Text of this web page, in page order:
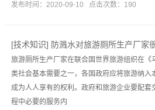
发布时间：2020-09-10 点击次数：190
[技术知识] 防溅水对旅游厕所生产厂家
旅游厕所生产厂家在联合国世界旅游组织在
类社会基本需要之一，各国政府应将旅游纳入
成为人人享有的权利。政府和旅游企业要配
程中必要的服务内